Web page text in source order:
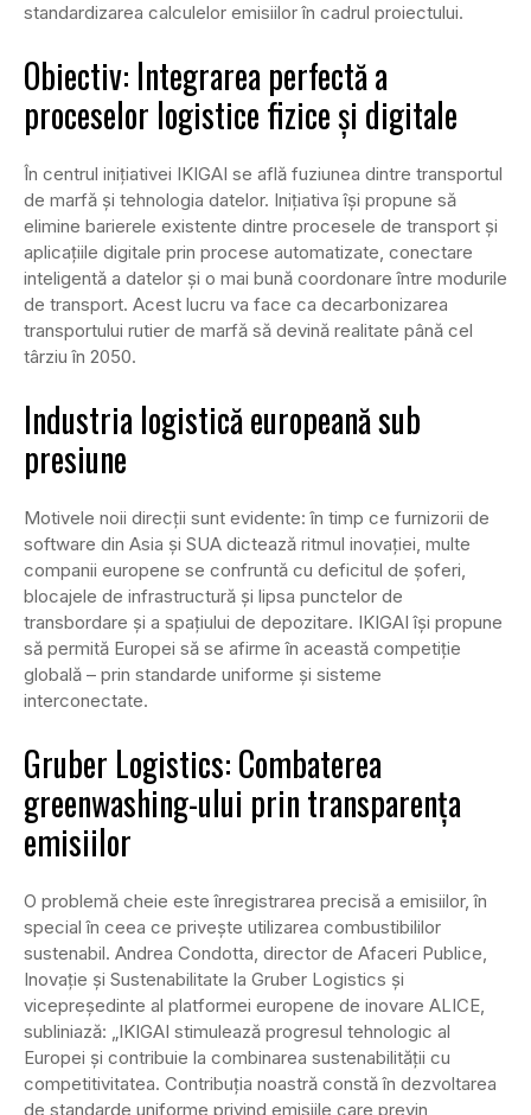
standardizarea calculelor emisiilor în cadrul proiectului.
Obiectiv: Integrarea perfectă a
proceselor logistice fizice și digitale
În centrul inițiativei IKIGAI se află fuziunea dintre transportul
de marfă și tehnologia datelor. Inițiativa își propune să
elimine barierele existente dintre procesele de transport și
aplicațiile digitale prin procese automatizate, conectare
inteligentă a datelor și o mai bună coordonare între modurile
de transport. Acest lucru va face ca decarbonizarea
transportului rutier de marfă să devină realitate până cel
târziu în 2050.
Industria logistică europeană sub
presiune
Motivele noii direcții sunt evidente: în timp ce furnizorii de
software din Asia și SUA dictează ritmul inovației, multe
companii europene se confruntă cu deficitul de șoferi,
blocajele de infrastructură și lipsa punctelor de
transbordare și a spațiului de depozitare. IKIGAI își propune
să permită Europei să se afirme în această competiție
globală – prin standarde uniforme și sisteme
interconectate.
Gruber Logistics: Combaterea
greenwashing-ului prin transparența
emisiilor
O problemă cheie este înregistrarea precisă a emisiilor, în
special în ceea ce privește utilizarea combustibililor
sustenabil. Andrea Condotta, director de Afaceri Publice,
Inovație și Sustenabilitate la Gruber Logistics și
vicepreședinte al platformei europene de inovare ALICE,
subliniază: „IKIGAI stimulează progresul tehnologic al
Europei și contribuie la combinarea sustenabilității cu
competitivitatea. Contribuția noastră constă în dezvoltarea
de standarde uniforme privind emisiile care previn